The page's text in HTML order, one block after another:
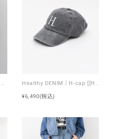
MARGAUX VINTAGE｜スウェットトップス [[MG CT-26099-A]][F] Healthy DENIM｜H-cap [[HCW263103 H-cap]][F]
¥6,490(税込)